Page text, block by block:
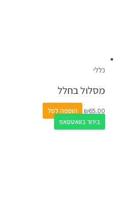
כללי
מסלול בחלל
₪65.00
הוספה לסל
בירור בוואטסאפ